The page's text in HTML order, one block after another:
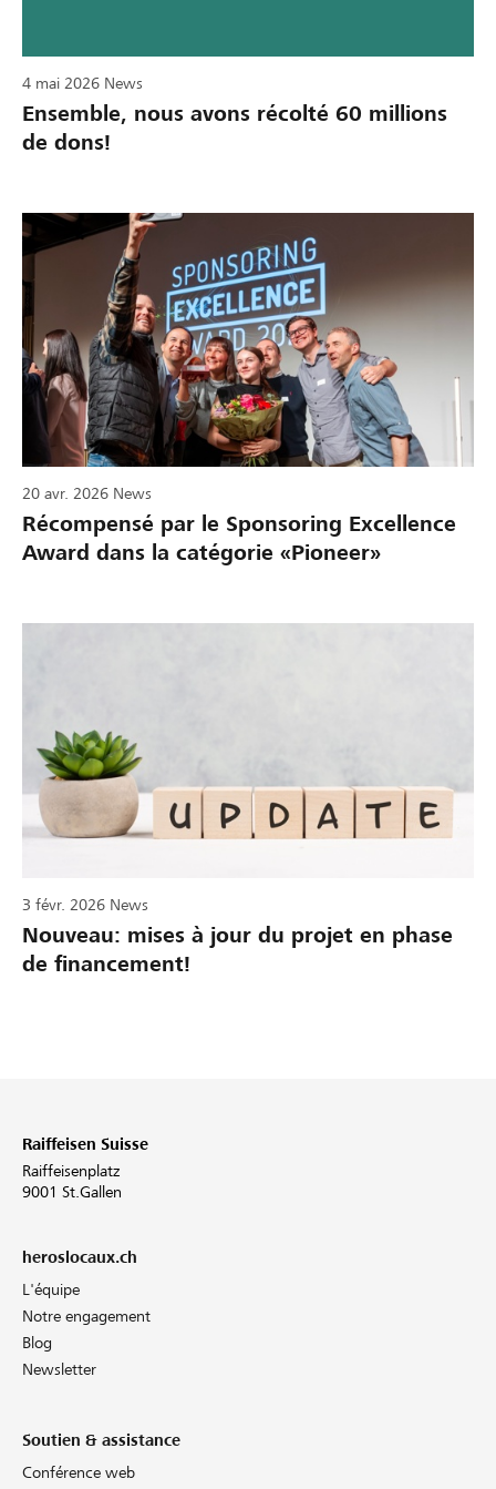
4 mai 2026 News
Ensemble, nous avons récolté 60 millions
de dons!
20 avr. 2026 News
Récompensé par le Sponsoring Excellence
Award dans la catégorie «Pioneer»
3 févr. 2026 News
Nouveau: mises à jour du projet en phase
de financement!
Raiffeisen Suisse
Raiffeisenplatz
9001 St.Gallen
heroslocaux.ch
L'équipe
Notre engagement
Blog
Newsletter
Soutien & assistance
Conférence web